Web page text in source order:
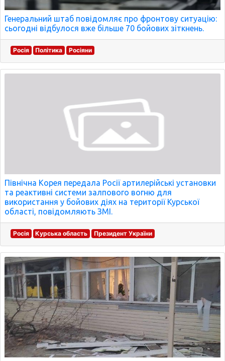
Генеральний штаб повідомляє про фронтову ситуацію:
сьогодні відбулося вже більше 70 бойових зіткнень.
Росія Політика Росіяни
Північна Корея передала Росії артилерійські установки
та реактивні системи залпового вогню для
використання у бойових діях на території Курської
області, повідомляють ЗМІ.
Росія Курська область Президент України